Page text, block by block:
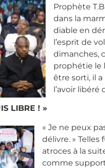
Prophète
dans la
diable en
l’esprit de
dimanches,
prophétie le
être sorti, il
l’avoir libéré
LIBRE ! »
« Je ne peux
délivre. »
atroces à la
comme support